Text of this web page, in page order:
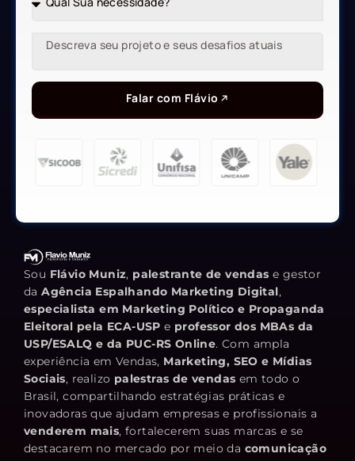
Falar com Flávio
Sou Flávio Muniz, palestrante de vendas e gestor
daAgência Espalhando Marketing Digital,
especialista em Marketing Político e Propaganda
Eleitoral pela ECA-USP e professor dos MBAs da
USP/ESALQ e da PUC-RS Online. Com ampla
experiência em Vendas, Marketing, SEO e Mídias
Sociais, realizo palestras de vendas em todo o
Brasil, compartilhando estratégias práticas e
inovadoras que ajudam empresas e profissionais a
venderem mais, fortalecerem suas marcas e se
destacarem no mercado por meio da comunicação